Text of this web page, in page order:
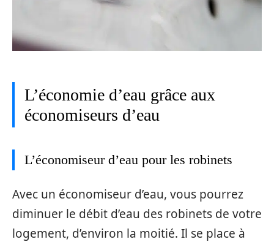
L’économie d’eau grâce aux
économiseurs d’eau
L’économiseur d’eau pour les robinets
Avec un économiseur d’eau, vous pourrez
diminuer le débit d’eau des robinets de votre
logement, d’environ la moitié. Il se place à